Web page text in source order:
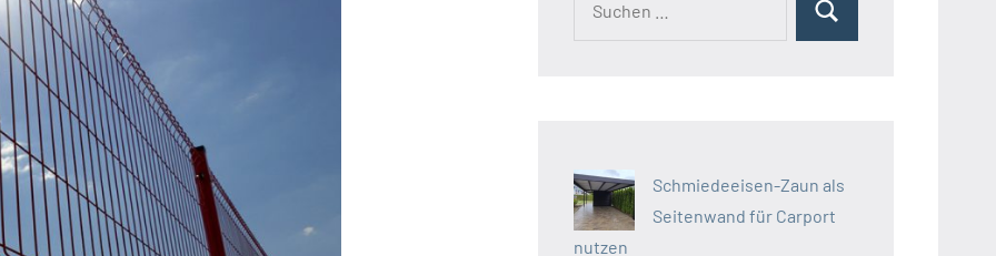
Suchen
Schmiedeeisen-Zaun als
Seitenwand für Carport
nutzen